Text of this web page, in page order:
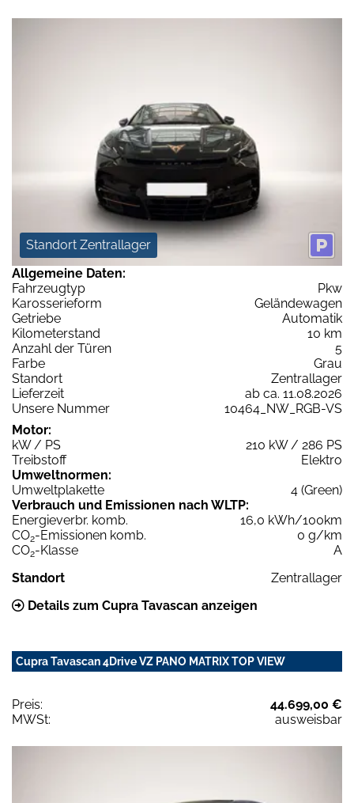
Standort Zentrallager
Allgemeine Daten:
Fahrzeugtyp
Pkw
Karosserieform
Geländewagen
Getriebe
Automatik
Kilometerstand
10 km
Anzahl der Türen
5
Farbe
Grau
Standort
Zentrallager
Lieferzeit
ab ca. 11.08.2026
Unsere Nummer
10464_NW_RGB-VS
Motor:
kW / PS
210 kW / 286 PS
Treibstoff
Elektro
Umweltnormen:
Umweltplakette
4 (Green)
Verbrauch und Emissionen nach WLTP:
Energieverbr. komb.
16,0 kWh/100km
CO2-Emissionen komb.
0 g/km
CO2-Klasse
A
Standort
Zentrallager
Details zum Cupra Tavascan anzeigen
Cupra Tavascan 4Drive VZ PANO MATRIX TOP VIEW
Preis:
44.699,00 €
MWSt:
ausweisbar